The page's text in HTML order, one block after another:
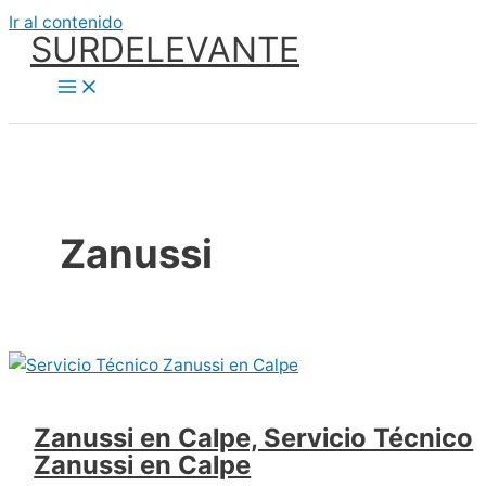
Ir al contenido
SURDELEVANTE
Zanussi
Zanussi en Calpe, Servicio Técnico
Zanussi en Calpe